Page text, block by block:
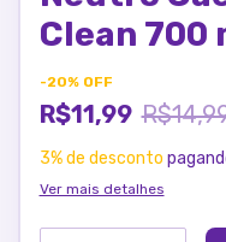
Clean 700
-20% OFF
R$11,99
3% de desconto
Ver mais detalhes